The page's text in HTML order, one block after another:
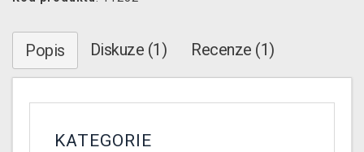
Popis Diskuze (1) Recenze (1)
KATEGORIE